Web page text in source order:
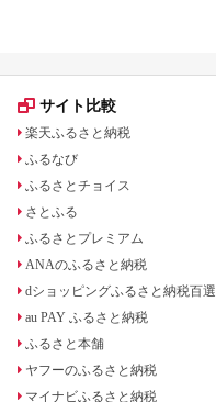
サイト比較
楽天ふるさと納税
ふるなび
ふるさとチョイス
さとふる
ふるさとプレミアム
ANAのふるさと納税
dショッピングふるさと納税百選
au PAY ふるさと納税
ふるさと本舗
ヤフーのふるさと納税
マイナビふるさと納税